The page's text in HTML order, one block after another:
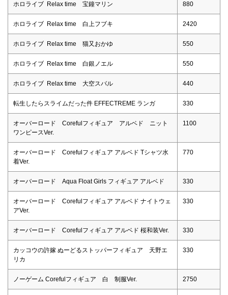
ホロライブ Relax time 宝鐘マリン 880
ホロライブ Relax time 白上フブキ 2420
ホロライブ Relax time 猫又おかゆ 550
ホロライブ Relax time 白銀ノエル 550
ホロライブ Relax time 大空スバル 440
転生したらスライムだった件 EFFECTREME ランガ 330
オーバーロード Corefulフィギュア アルベド ニット
ワンピースVer.
1100
オーバーロード Corefulフィギュア アルベド Tシャツ水
着Ver.
770
オーバーロード Aqua Float Girls フィギュア アルベド 330
オーバーロード Corefulフィギュア アルベド ナイトウェ
アVer.
330
オーバーロード Corefulフィギュア アルベド 桜和装Ver. 330
カッコウの許嫁 ぬーどるストッパーフィギュア 天野エ
リカ
330
ノーゲーム Corefulフィギュア 白 制服Ver. 2750